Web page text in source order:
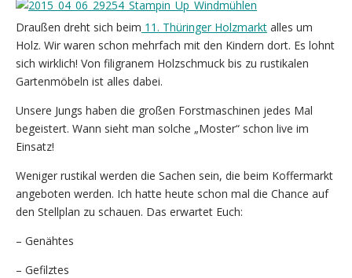
Draußen dreht sich beim 11. Thüringer Holzmarkt alles um
Holz. Wir waren schon mehrfach mit den Kindern dort. Es lohnt
sich wirklich! Von filigranem Holzschmuck bis zu rustikalen
Gartenmöbeln ist alles dabei.
Unsere Jungs haben die großen Forstmaschinen jedes Mal
begeistert. Wann sieht man solche „Moster“ schon live im
Einsatz!
Weniger rustikal werden die Sachen sein, die beim Koffermarkt
angeboten werden. Ich hatte heute schon mal die Chance auf
den Stellplan zu schauen. Das erwartet Euch:
– Genähtes
– Gefilztes